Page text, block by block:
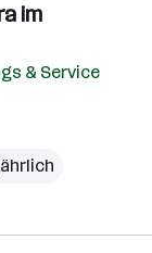
im
& Service